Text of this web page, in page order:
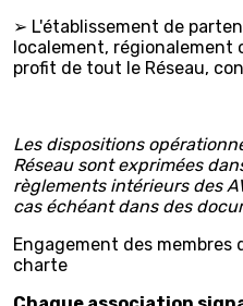
➢ L'établissement de
localement, régionalement
profit de tout le Réseau,
Les dispositions
Réseau sont exprimées
règlements intérieurs des
cas échéant dans des
Engagement des membres
charte